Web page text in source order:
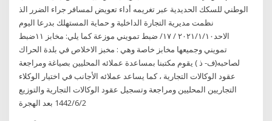
الوطني للسكك الحديدية عبر تغريمه أداء تعويض لمسافر جراء الضرر الذ
نظمت مديرية التجارة الداخلية و حماية المستهلك بدرعا اليوم
الاحد٢٠٢١/١/١٠ / ١٧/ ضبط تمويني موزعة كما يلي: مخابز ١١ضبط
تمويني وجميعها مخابز خاصة وهي : مخبز الاخلاص في بلدة الحراك
لصاحبه(ف- ذ ) يقوم مكتبنا بمساعدة عملائه المحليين بصياغة ومراجعة
عقود الوكالات التجارية ، كما يساعد عملائه الأجانب في اختيار الوكلاء
التجاريين المحليين ومراجعة وتسجيل عقود الوكالات التجارية والتوزيع
2‏‏/6‏‏/1442 بعد الهجرة